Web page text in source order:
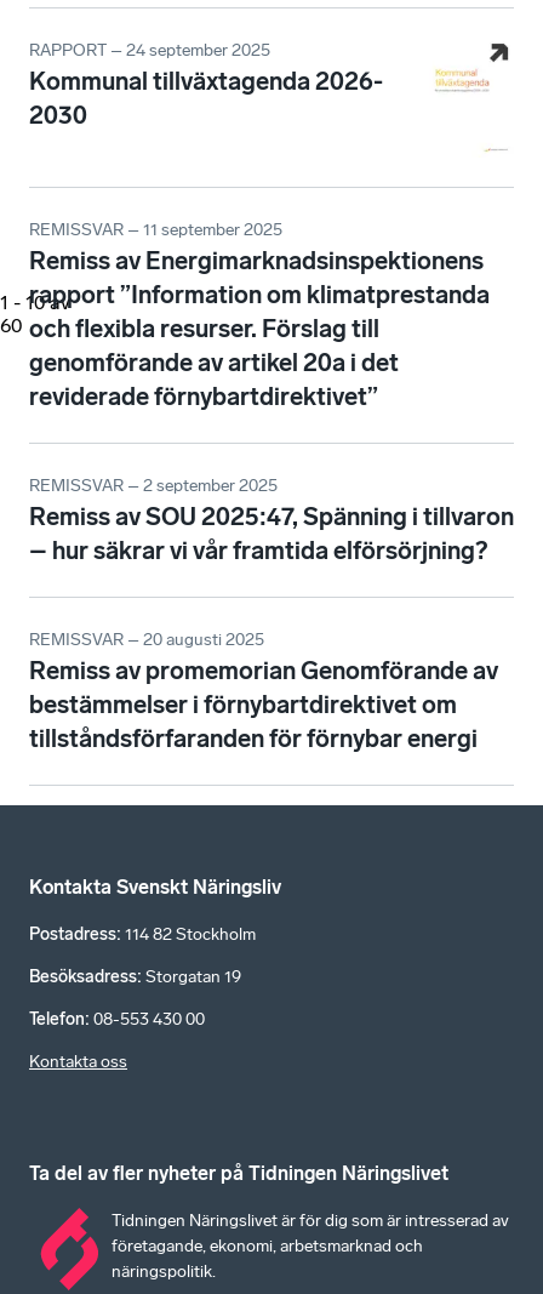
1 - 10 av
60
RAPPORT – 24 september 2025
Kommunal tillväxtagenda 2026-
2030
REMISSVAR – 11 september 2025
Remiss av Energimarknadsinspektionens
rapport ”Information om klimatprestanda
och flexibla resurser. Förslag till
genomförande av artikel 20a i det
reviderade förnybartdirektivet”
REMISSVAR – 2 september 2025
Remiss av SOU 2025:47, Spänning i tillvaron
– hur säkrar vi vår framtida elförsörjning?
REMISSVAR – 20 augusti 2025
Remiss av promemorian Genomförande av
bestämmelser i förnybartdirektivet om
tillståndsförfaranden för förnybar energi
Kontakta Svenskt Näringsliv
Postadress: 114 82 Stockholm
Besöksadress: Storgatan 19
Telefon: 08-553 430 00
Kontakta oss
Ta del av fler nyheter på Tidningen Näringslivet
Tidningen Näringslivet är för dig som är intresserad av
företagande, ekonomi, arbetsmarknad och
näringspolitik.